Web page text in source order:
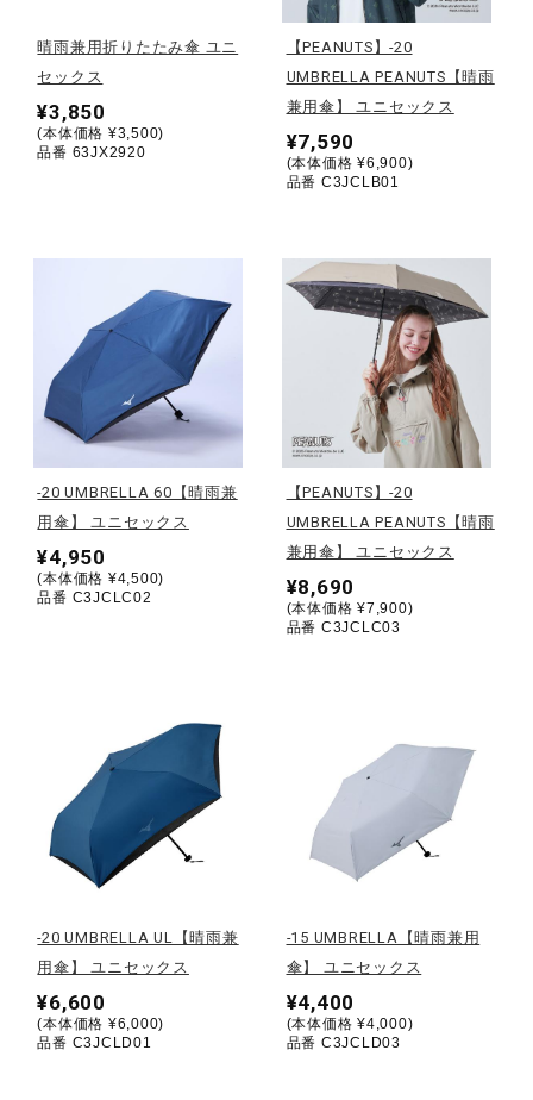
野球
ゴルフ
バレーボール
テニス／ソフトテニス
バドミントン
陸上競技
ソフトボール
ワーキング
晴雨兼用折りたたみ傘 ユニ
セックス
¥3,850
(本体価格 ¥3,500)
品番 63JX2920
【PEANUTS】-20
UMBRELLA PEANUTS【晴雨
兼用傘】 ユニセックス
¥7,590
(本体価格 ¥6,900)
品番 C3JCLB01
-20 UMBRELLA 60【晴雨兼
用傘】 ユニセックス
¥4,950
(本体価格 ¥4,500)
品番 C3JCLC02
【PEANUTS】-20
UMBRELLA PEANUTS【晴雨
兼用傘】 ユニセックス
¥8,690
(本体価格 ¥7,900)
品番 C3JCLC03
-20 UMBRELLA UL【晴雨兼
用傘】 ユニセックス
¥6,600
(本体価格 ¥6,000)
品番 C3JCLD01
-15 UMBRELLA【晴雨兼用
傘】 ユニセックス
¥4,400
(本体価格 ¥4,000)
品番 C3JCLD03